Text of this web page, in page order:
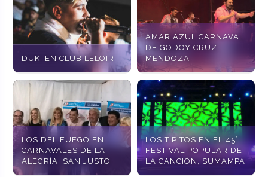
DUKI EN CLUB LELOIR
AMAR AZUL CARNAVAL
DE GODOY CRUZ,
MENDOZA
LOS DEL FUEGO EN
CARNAVALES DE LA
ALEGRÍA, SAN JUSTO
LOS TIPITOS EN EL 45°
FESTIVAL POPULAR DE
LA CANCIÓN, SUMAMPA